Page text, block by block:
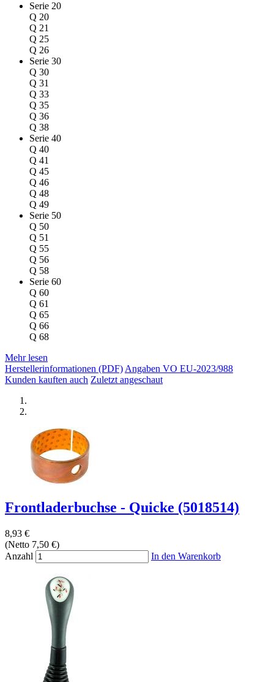
Serie 20
Q 20
Q 21
Q 25
Q 26
Serie 30
Q 30
Q 31
Q 33
Q 35
Q 36
Q 38
Serie 40
Q 40
Q 41
Q 45
Q 46
Q 48
Q 49
Serie 50
Q 50
Q 51
Q 55
Q 56
Q 58
Serie 60
Q 60
Q 61
Q 65
Q 66
Q 68
Mehr lesen
Herstellerinformationen (PDF)Angaben VO EU-2023/988
Kunden kauften auch Zuletzt angeschaut
Frontladerbuchse - Quicke (5018514)
8,93 €
(Netto 7,50 €)
Anzahl
In den Warenkorb